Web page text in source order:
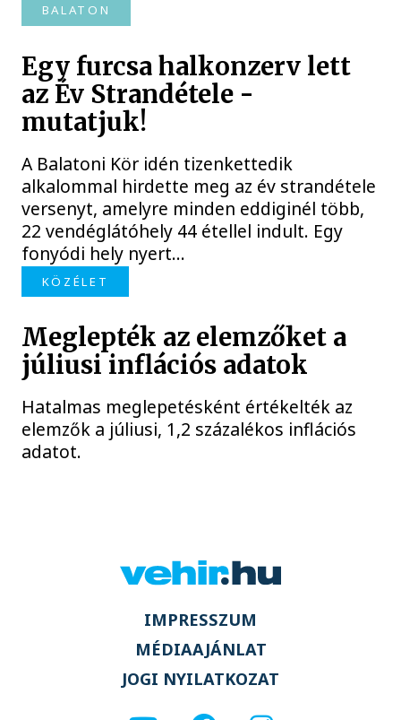
BALATON
Egy furcsa halkonzerv lett
az Év Strandétele -
mutatjuk!
A Balatoni Kör idén tizenkettedik
alkalommal hirdette meg az év strandétele
versenyt, amelyre minden eddiginél több,
22 vendéglátóhely 44 étellel indult. Egy
fonyódi hely nyert...
KÖZÉLET
Meglepték az elemzőket a
júliusi inflációs adatok
Hatalmas meglepetésként értékelték az
elemzők a júliusi, 1,2 százalékos inflációs
adatot.
IMPRESSZUM
MÉDIAAJÁNLAT
JOGI NYILATKOZAT